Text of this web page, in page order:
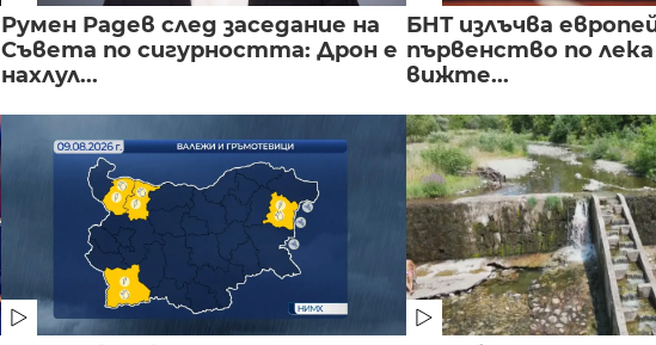
Румен Радев след заседание на
Съвета по сигурността: Дрон е
нахлул...
БНТ излъчва
първенство по
вижте...